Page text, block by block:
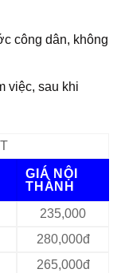
công dân, không
việc, sau khi
GIÁ NỘI
THÀNH
235,000
280,000đ
265,000đ